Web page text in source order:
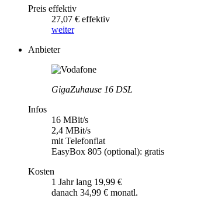
Preis effektiv
27,07 € effektiv
weiter
Anbieter
GigaZuhause 16 DSL
Infos
16 MBit/s
2,4 MBit/s
mit Telefonflat
EasyBox 805 (optional): gratis
Kosten
1 Jahr lang 19,99 €
danach 34,99 € monatl.